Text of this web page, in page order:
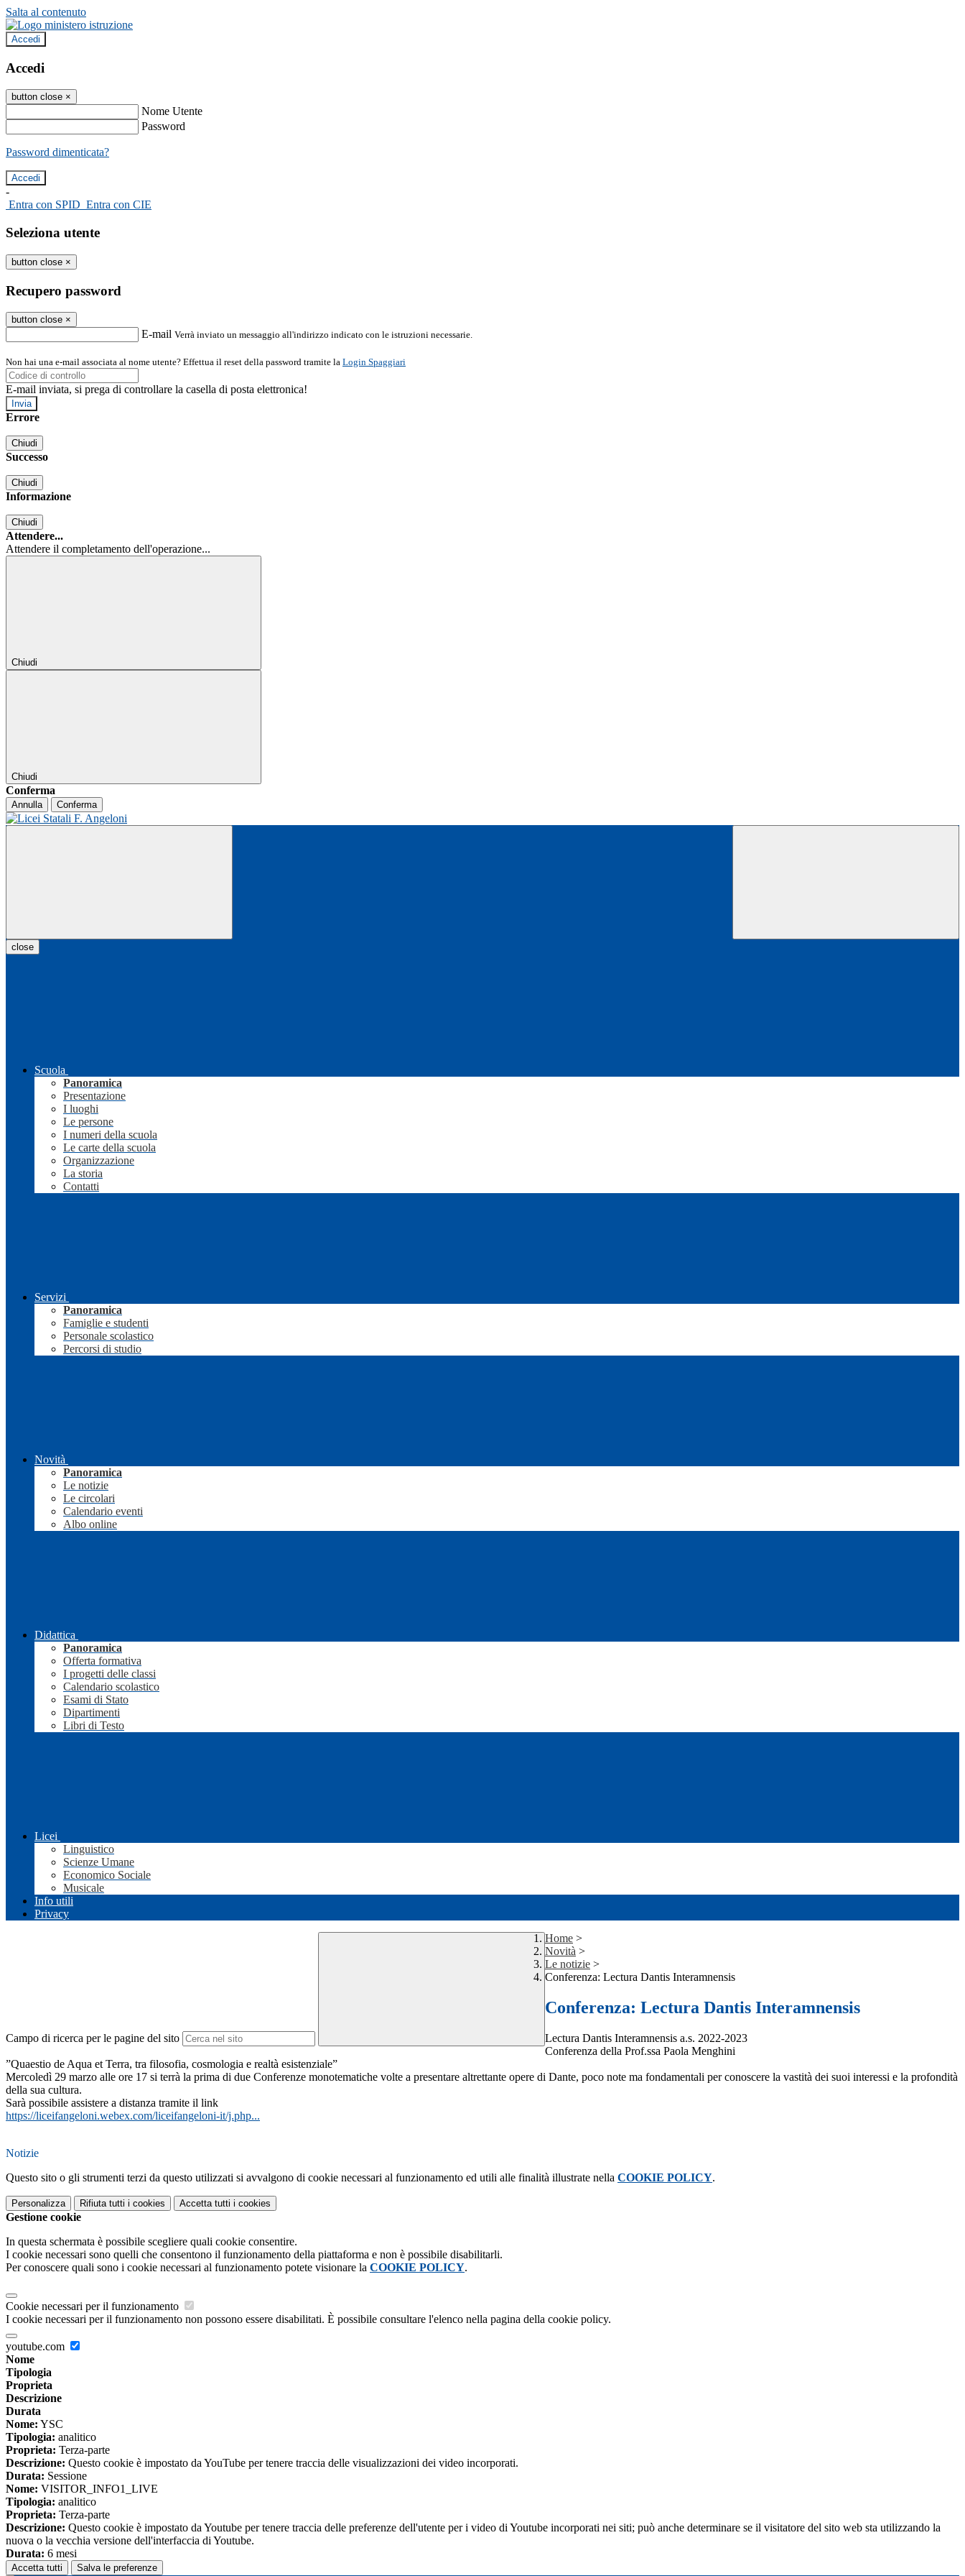
Salta al contenuto
Accedi
Accedi
button close ×
Nome Utente
Password
Password dimenticata?
-
Entra con SPID Entra con CIE
Seleziona utente
button close ×
Recupero password
button close ×
E-mail Verrà inviato un messaggio all'indirizzo indicato con le istruzioni necessarie.
Non hai una e-mail associata al nome utente? Effettua il reset della password tramite la Login Spaggiari
E-mail inviata, si prega di controllare la casella di posta elettronica!
Errore
Chiudi
Successo
Chiudi
Informazione
Chiudi
Attendere...
Attendere il completamento dell'operazione...
Chiudi
Chiudi
Conferma
Annulla Conferma
close
Scuola
Panoramica
Presentazione
I luoghi
Le persone
I numeri della scuola
Le carte della scuola
Organizzazione
La storia
Contatti
Servizi
Panoramica
Famiglie e studenti
Personale scolastico
Percorsi di studio
Novità
Panoramica
Le notizie
Le circolari
Calendario eventi
Albo online
Didattica
Panoramica
Offerta formativa
I progetti delle classi
Calendario scolastico
Esami di Stato
Dipartimenti
Libri di Testo
Licei
Linguistico
Scienze Umane
Economico Sociale
Musicale
Info utili
Privacy
Campo di ricerca per le pagine del sito
Home >
Novità >
Le notizie >
Conferenza: Lectura Dantis Interamnensis
Conferenza: Lectura Dantis Interamnensis
Lectura Dantis Interamnensis a.s. 2022-2023
Conferenza della Prof.ssa Paola Menghini
”Quaestio de Aqua et Terra, tra filosofia, cosmologia e realtà esistenziale”
Mercoledì 29 marzo alle ore 17 si terrà la prima di due Conferenze monotematiche volte a presentare altrettante opere di Dante, poco note ma fondamentali per conoscere la vastità dei suoi interessi e la profondità
della sua cultura.
Sarà possibile assistere a distanza tramite il link
https://liceifangeloni.webex.com/liceifangeloni-it/j.php...
Notizie
Questo sito o gli strumenti terzi da questo utilizzati si avvalgono di cookie necessari al funzionamento ed utili alle finalità illustrate nella COOKIE POLICY.
Personalizza Rifiuta tutti i cookies Accetta tutti i cookies
Gestione cookie
In questa schermata è possibile scegliere quali cookie consentire.
I cookie necessari sono quelli che consentono il funzionamento della piattaforma e non è possibile disabilitarli.
Per conoscere quali sono i cookie necessari al funzionamento potete visionare la COOKIE POLICY.
Cookie necessari per il funzionamento
I cookie necessari per il funzionamento non possono essere disabilitati. È possibile consultare l'elenco nella pagina della cookie policy.
youtube.com
Nome
Tipologia
Proprieta
Descrizione
Durata
Nome: YSC
Tipologia: analitico
Proprieta: Terza-parte
Descrizione: Questo cookie è impostato da YouTube per tenere traccia delle visualizzazioni dei video incorporati.
Durata: Sessione
Nome: VISITOR_INFO1_LIVE
Tipologia: analitico
Proprieta: Terza-parte
Descrizione: Questo cookie è impostato da Youtube per tenere traccia delle preferenze dell'utente per i video di Youtube incorporati nei siti; può anche determinare se il visitatore del sito web sta utilizzando la
nuova o la vecchia versione dell'interfaccia di Youtube.
Durata: 6 mesi
Accetta tutti Salva le preferenze